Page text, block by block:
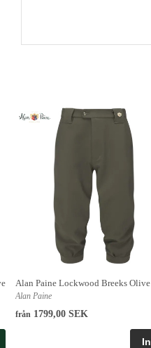
Alan Paine Lockwood Breeks Olive
Alan Paine
från 1799,00 SEK